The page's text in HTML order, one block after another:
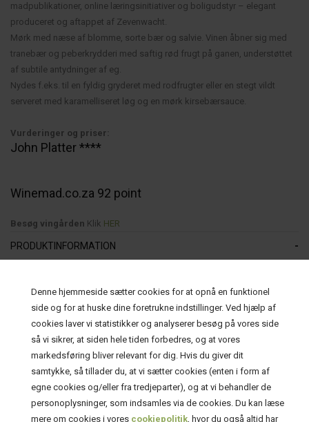
Denne hjemmeside sætter cookies for at opnå en funktionel
side og for at huske dine foretrukne indstillinger. Ved hjælp af
cookies laver vi statistikker og analyserer besøg på vores side
så vi sikrer, at siden hele tiden forbedres, og at vores
markedsføring bliver relevant for dig. Hvis du giver dit
samtykke, så tillader du, at vi sætter cookies (enten i form af
egne cookies og/eller fra tredjeparter), og at vi behandler de
personoplysninger, som indsamles via de cookies. Du kan læse
mere om cookies i vores cookiepolitik , hvor du også altid har
madpublikationer, online læringsinitiativer og boligudstyr – elegant
produceret og aftappet af Zevenwacht.
Mørk med næse af blomme, sorte bær og salvie. Vinen åbner sig med
tranebær og peberkrydderi med saftig rød frugt på ganen, understøttet
af subtile antydninger af eg.
Nydes f.eks. til en fyldig gryderet med rodfrugter eller en stegt vildt
serveret med karamelliseret løg og en mørk kirsebærsauce.
Vurderinger og priser:
John Platter ****
Winemad.co.za 92 point
Besøg vingården Klik HER
PRODUKTINFORMATION
Kontakt